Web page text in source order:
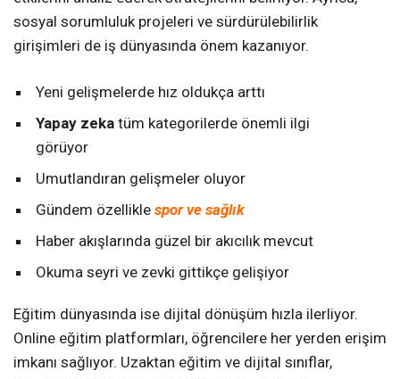
sosyal sorumluluk projeleri ve sürdürülebilirlik
girişimleri de iş dünyasında önem kazanıyor.
Yeni gelişmelerde hız oldukça arttı
Yapay zeka tüm kategorilerde önemli ilgi
görüyor
Umutlandıran gelişmeler oluyor
Gündem özellikle spor ve sağlık
Haber akışlarında güzel bir akıcılık mevcut
Okuma seyri ve zevki gittikçe gelişiyor
Eğitim dünyasında ise dijital dönüşüm hızla ilerliyor.
Online eğitim platformları, öğrencilere her yerden erişim
imkanı sağlıyor. Uzaktan eğitim ve dijital sınıflar,